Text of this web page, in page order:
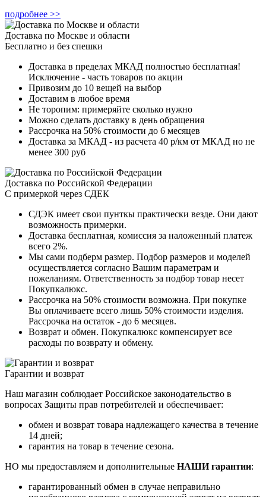
подробнее >>
Доставка по Москве и области
Бесплатно и без спешки
Доставка в пределах МКАД полностью бесплатная!
Исключение - часть товаров по акции
Привозим до 10 вещей на выбор
Доставим в любое время
Не торопим: примеряйте сколько нужно
Можно сделать доставку в день обращения
Рассрочка на 50% стоимости до 6 месяцев
Доставка за МКАД - из расчета 40 р/км от МКАД но не
менее 300 руб
Доставка по Российской Федерации
С примеркой через СДЕК
СДЭК имеет свои пунткы практически везде. Они дают
возможность примерки.
Доставка бесплатная, комиссия за наложенный платеж
всего 2%.
Мы сами подберм размер. Подбор размеров и моделей
осуществляется согласно Вашим параметрам и
пожеланиям. Ответственность за подбор товар несет
Покупкалюкс.
Рассрочка на 50% стоимости возможна. При покупке
Вы оплачиваете всего лишь 50% стоимости изделия.
Рассрочка на остаток - до 6 месяцев.
Возврат и обмен. Покупкалюкс компенсирует все
расходы по возврату и обмену.
Гарантии и возврат
Наш магазин соблюдает Российское законодательство в
вопросах Защиты прав потребителей и обеспечивает:
обмен и возврат товара надлежащего качества в течение
14 дней;
гарантия на товар в течение сезона.
НО мы предоставляем и дополнительные НАШИ гарантии:
гарантированный обмен в случае неправильно